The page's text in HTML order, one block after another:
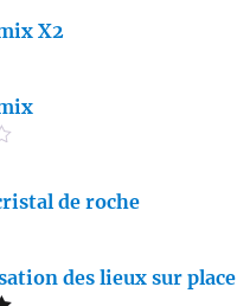
X2
de roche
des lieux sur place